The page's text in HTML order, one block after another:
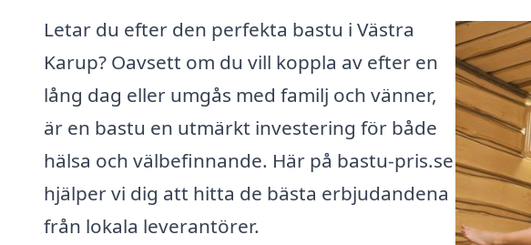
Letar du efter den perfekta bastu i Västra
Karup? Oavsett om du vill koppla av efter en
lång dag eller umgås med familj och vänner,
är en bastu en utmärkt investering för både
hälsa och välbefinnande. Här på bastu-pris.se
hjälper vi dig att hitta de bästa erbjudandena
från lokala leverantörer.